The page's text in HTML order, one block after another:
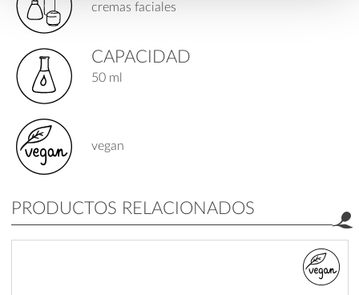
cremas faciales
CAPACIDAD
50 ml
vegan
PRODUCTOS RELACIONADOS